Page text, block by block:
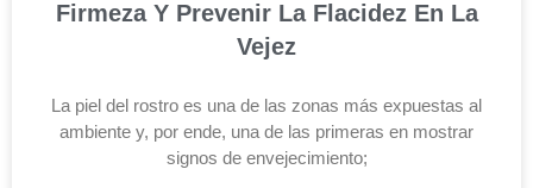
Firmeza Y Prevenir La Flacidez En La
Vejez
La piel del rostro es una de las zonas más expuestas al
ambiente y, por ende, una de las primeras en mostrar
signos de envejecimiento;